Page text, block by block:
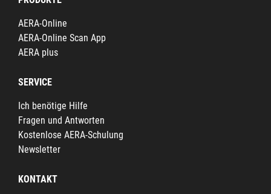
AERA-Online
AERA-Online Scan App
AERA plus
SERVICE
Ich benötige Hilfe
Fragen und Antworten
Kostenlose AERA-Schulung
Newsletter
KONTAKT